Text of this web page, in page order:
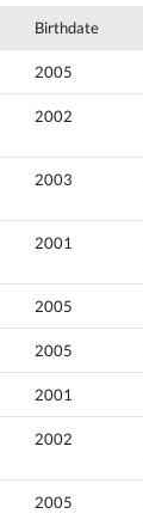
Birthdate
2005
2002
2003
2001
2005
2005
2001
2002
2005